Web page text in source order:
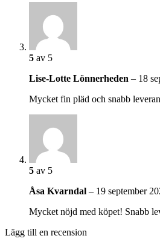
5 av 5
Lise-Lotte Lönnerheden – 18
Mycket fin pläd och snabb
5 av 5
Åsa Kvarndal – 19 september
Mycket nöjd med köpet! Snabb
Lägg till en recension